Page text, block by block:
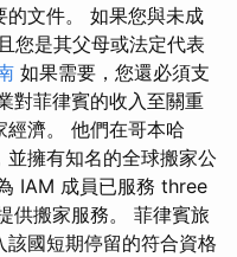
的文件。 如果您與未成
您是其父母或法定代表
如果需要，您還必須支
對菲律賓的收入至關重
經濟。 他們在哥本哈
擁有知名的全球搬家公
IAM 成員已服務 three
供搬家服務。 菲律賓旅
國短期停留的符合資格